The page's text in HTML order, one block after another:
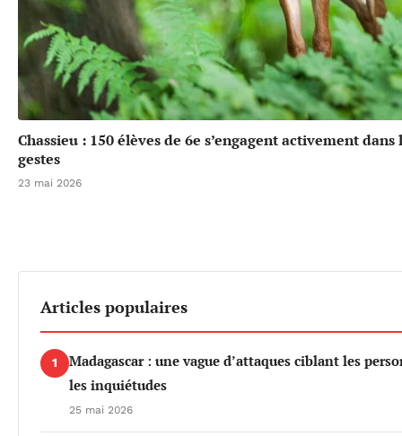
Chassieu : 150 élèves de 6e s’engagent activement
gestes
23 mai 2026
Articles populaires
1
Madagascar : une vague d’attaques ciblant les
les inquiétudes
25 mai 2026